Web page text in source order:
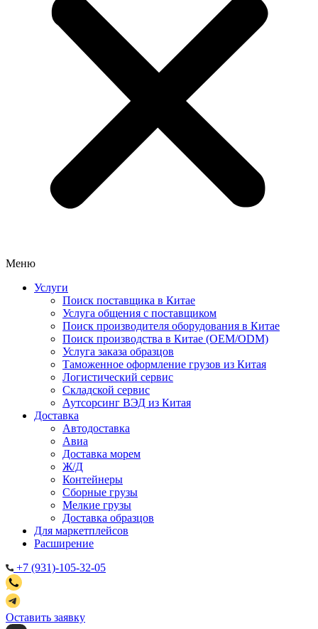
Меню
Услуги
Поиск поставщика в Китае
Услуга общения с поставщиком
Поиск производителя оборудования в Китае
Поиск производства в Китае (OEM/ODM)
Услуга заказа образцов
Таможенное оформление грузов из Китая
Логистический сервис
Складской сервис
Аутсорсинг ВЭД из Китая
Доставка
Автодоставка
Авиа
Доставка морем
Ж/Д
Контейнеры
Сборные грузы
Мелкие грузы
Доставка образцов
Для маркетплейсов
Расширение
+7 (931)-105-32-05
Оставить заявку